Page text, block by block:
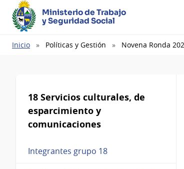
Ministerio de Trabajo
y Seguridad Social
Ruta
Inicio Políticas y Gestión Novena Ronda
18 Servicios culturales, de
esparcimiento y
comunicaciones
Integrantes grupo 18